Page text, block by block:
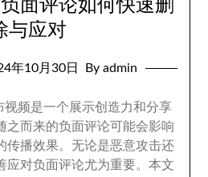
与应对
年10月30日 By admin
视频是一个展示创造力和分享
之而来的负面评论可能会影响
传播效果。 无论是恶意攻击还
应对负面评论尤为重要。本文